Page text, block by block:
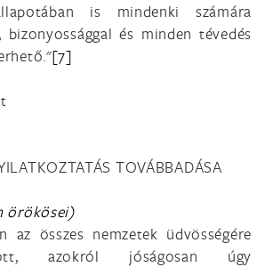
is mindenki számára
bizonyossággal és minden tévedés
[7]
TOVÁBBADÁSA
örökösei)
az összes nemzetek üdvösségére
azokról jóságosan úgy